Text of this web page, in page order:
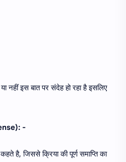
नहीं इस बात पर संदेह हो रहा है इसलिए
-
है, जिससे क्रिया की पूर्ण समाप्ति का